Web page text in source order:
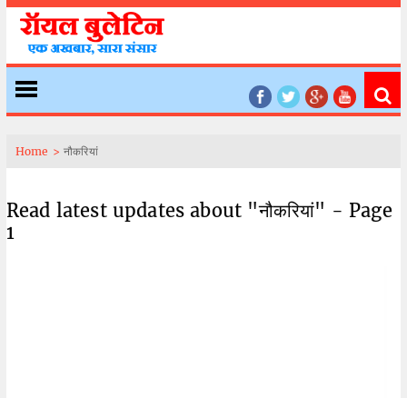
Home > नौकरियां
Read latest updates about "नौकरियां" - Page
1